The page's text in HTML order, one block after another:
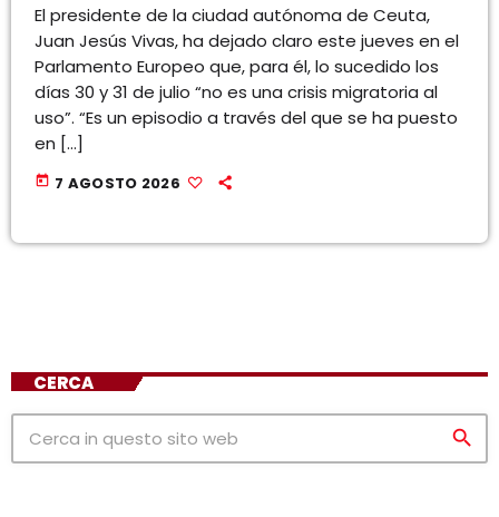
El presidente de la ciudad autónoma de Ceuta,
Juan Jesús Vivas, ha dejado claro este jueves en el
Parlamento Europeo que, para él, lo sucedido los
días 30 y 31 de julio “no es una crisis migratoria al
uso”. “Es un episodio a través del que se ha puesto
en […]
today 7 AGOSTO 2026
CERCA
search